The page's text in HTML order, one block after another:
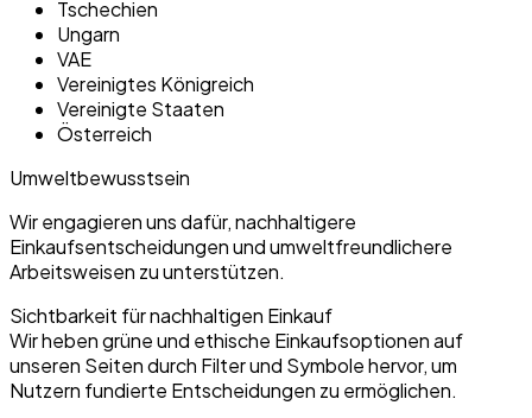
Tschechien
Ungarn
VAE
Vereinigtes Königreich
Vereinigte Staaten
Österreich
Umweltbewusstsein
Wir engagieren uns dafür, nachhaltigere
Einkaufsentscheidungen und umweltfreundlichere
Arbeitsweisen zu unterstützen.
Sichtbarkeit für nachhaltigen Einkauf
Wir heben grüne und ethische Einkaufsoptionen auf
unseren Seiten durch Filter und Symbole hervor, um
Nutzern fundierte Entscheidungen zu ermöglichen.